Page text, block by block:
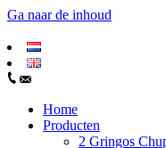
Ga naar de inhoud
Home
Producten
2 Gringos